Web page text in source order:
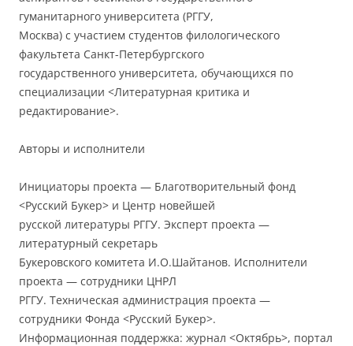
гуманитарного университета (РГГУ,
Москва) с участием студентов филологического
факультета Санкт-Петербургского
государственного университета, обучающихся по
специализации <Литературная критика и
редактирование>.
Авторы и исполнители
Инициаторы проекта — Благотворительный фонд
<Русский Букер> и Центр новейшей
русской литературы РГГУ. Эксперт проекта —
литературный секретарь
Букеровского комитета И.О.Шайтанов. Исполнители
проекта — сотрудники ЦНРЛ
РГГУ. Техническая администрация проекта —
сотрудники Фонда <Русский Букер>.
Информационная поддержка: журнал <Октябрь>, портал